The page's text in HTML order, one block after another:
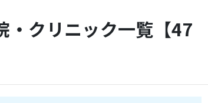
・クリニック一覧【47